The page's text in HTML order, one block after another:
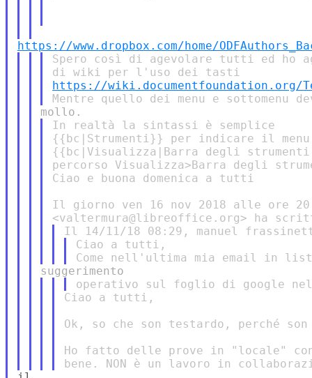
https://www.dropbox.com/home/
Spero così di agevolare tutti ed ho
https://wiki.documentfoundation.org/
In realtà la sintassi è semplice
{{bc|Strumenti}} per indicare il
{{bc|Visualizza|Barra degli
percorso Visualizza>Barra degli
Ciao e buona domenica a tutti
Il giorno ven 16 nov 2018 alle ore
Ciao a tutti,
Ciao a tutti,
Ok, so che son testardo, perché
Ho fatto delle prove in "locale" con